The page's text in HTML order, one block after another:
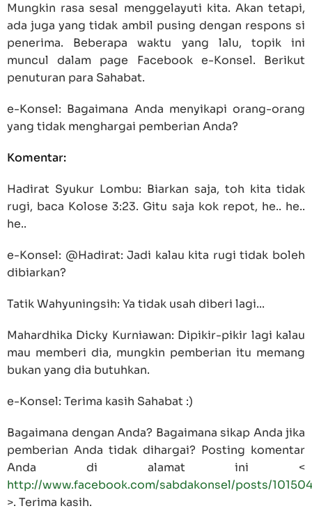
Mungkin rasa sesal menggelayuti kita. Akan tetapi,
ada juga yang tidak ambil pusing dengan respons si
penerima. Beberapa waktu yang lalu, topik ini
muncul dalam page Facebook e-Konsel. Berikut
penuturan para Sahabat.
e-Konsel: Bagaimana Anda menyikapi orang-orang
yang tidak menghargai pemberian Anda?
Komentar:
Hadirat Syukur Lombu: Biarkan saja, toh kita tidak
rugi, baca Kolose 3:23. Gitu saja kok repot, he.. he..
he..
e-Konsel: @Hadirat: Jadi kalau kita rugi tidak boleh
dibiarkan?
Tatik Wahyuningsih: Ya tidak usah diberi lagi...
Mahardhika Dicky Kurniawan: Dipikir-pikir lagi kalau
mau memberi dia, mungkin pemberian itu memang
bukan yang dia butuhkan.
e-Konsel: Terima kasih Sahabat :)
Bagaimana dengan Anda? Bagaimana sikap Anda jika
pemberian Anda tidak dihargai? Posting komentar
Anda di alamat ini <
http://www.facebook.com/sabdakonsel/posts/
>. Terima kasih.